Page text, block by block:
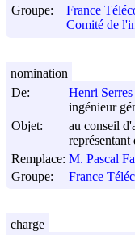
Groupe:
France
Comité de
De:
Henri Serres
ingénieur
Objet:
au conseil
représentant
Remplace: M. Pascal
Groupe:
France
nomination
charge